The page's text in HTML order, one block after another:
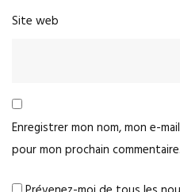
Site web
Enregistrer mon nom, mon e-
pour mon prochain commentaire.